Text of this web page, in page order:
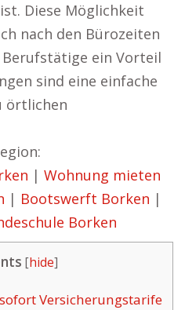
Diese Möglichkeit
nach den Bürozeiten
ein Vorteil
sind eine einfache
örtlichen
| Wohnung mieten
| Bootswerft Borken |
Borken
[hide]
Versicherungstarife